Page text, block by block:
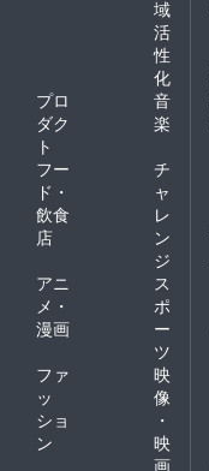
域
活
性
化
プロ
ダク
ト
音
楽
フー
ド・
飲食
店
チ
ャ
レ
ン
ジ
アニ
メ・
漫画
ス
ポ
ー
ツ
ファ
ッ
ショ
ン
映
像
・
映
画